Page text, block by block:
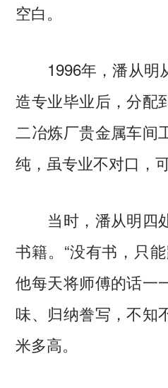
空白。
1996年，潘从明
造专业毕业后，分配
二冶炼厂贵金属车间
纯，虽专业不对口，
当时，潘从明四
书籍。“没有书，只
他每天将师傅的话一
味、归纳誊写，不知
米多高。